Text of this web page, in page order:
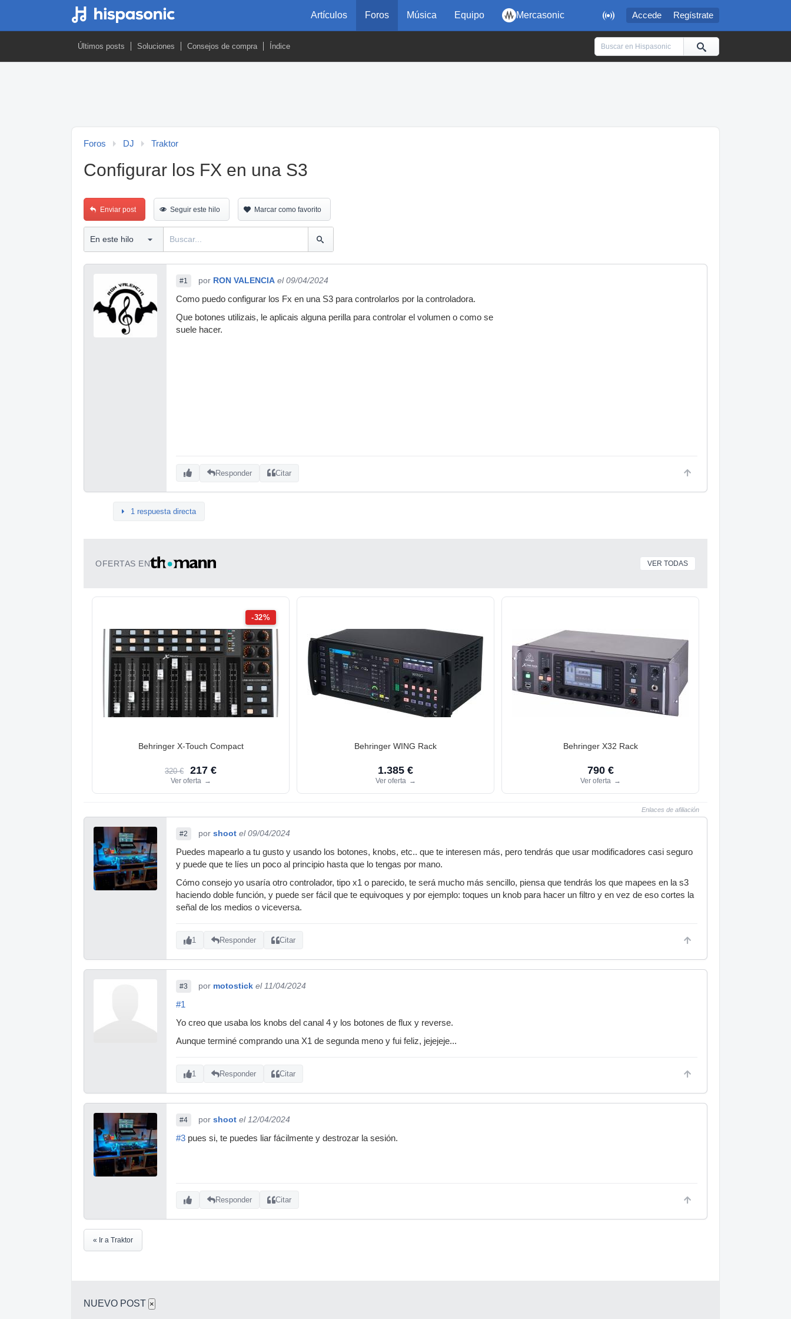
 Accede Regístrate
Artículos Foros Música Equipo Mercasonic
Últimos posts Soluciones Consejos de compra Índice
Foros DJ Traktor
Configurar los FX en una S3
Enviar post Seguir este hilo Marcar como favorito
#1 por RON VALENCIA el 09/04/2024
Como puedo configurar los Fx en una S3 para controlarlos por la controladora.
Que botones utilizais, le aplicais alguna perilla para controlar el volumen o como se
suele hacer.
Responder Citar
1 respuesta directa
OFERTAS EN VER TODAS
-32%
Behringer X-Touch Compact
320 € 217 €
Ver oferta →
Behringer WING Rack
1.385 €
Ver oferta →
Behringer X32 Rack
790 €
Ver oferta →
Enlaces de afiliación
#2 por shoot el 09/04/2024
Puedes mapearlo a tu gusto y usando los botones, knobs, etc.. que te interesen más, pero tendrás que usar modificadores casi seguro
y puede que te líes un poco al principio hasta que lo tengas por mano.
Cómo consejo yo usaría otro controlador, tipo x1 o parecido, te será mucho más sencillo, piensa que tendrás los que mapees en la s3
haciendo doble función, y puede ser fácil que te equivoques y por ejemplo: toques un knob para hacer un filtro y en vez de eso cortes la
señal de los medios o viceversa.
1 Responder Citar
#3 por motostick el 11/04/2024
#1
Yo creo que usaba los knobs del canal 4 y los botones de flux y reverse.
Aunque terminé comprando una X1 de segunda meno y fui feliz, jejejeje...
1 Responder Citar
#4 por shoot el 12/04/2024
#3 pues si, te puedes liar fácilmente y destrozar la sesión.
Responder Citar
« Ir a Traktor
NUEVO POST ×